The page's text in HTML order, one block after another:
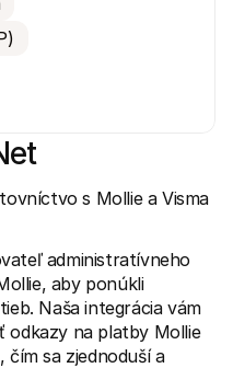
s Mollie a Visma
administratívneho
aby ponúkli
Naša integrácia vám
odkazy na platby Mollie
sa zjednoduší a
Stav